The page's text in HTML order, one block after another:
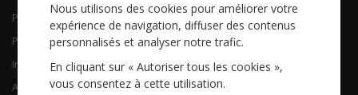
Piano Chant
Piano Solo
Instruments solistes
Accordéon
Contactez-nous
Qui sommes-nous
FAQ
Nous utilisons des cookies pour améliorer votre
expérience de navigation, diffuser des contenus
personnalisés et analyser notre trafic.
En cliquant sur « Autoriser tous les cookies »,
vous consentez à cette utilisation.